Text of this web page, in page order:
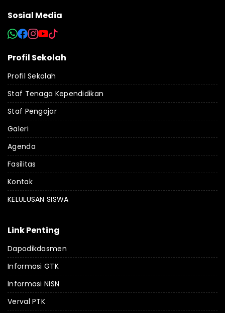
Sosial Media
Profil Sekolah
Profil Sekolah
Staf Tenaga Kependidikan
Staf Pengajar
Galeri
Agenda
Fasilitas
Kontak
KELULUSAN SISWA
Link Penting
Dapodikdasmen
Informasi GTK
Informasi NISN
Verval PTK